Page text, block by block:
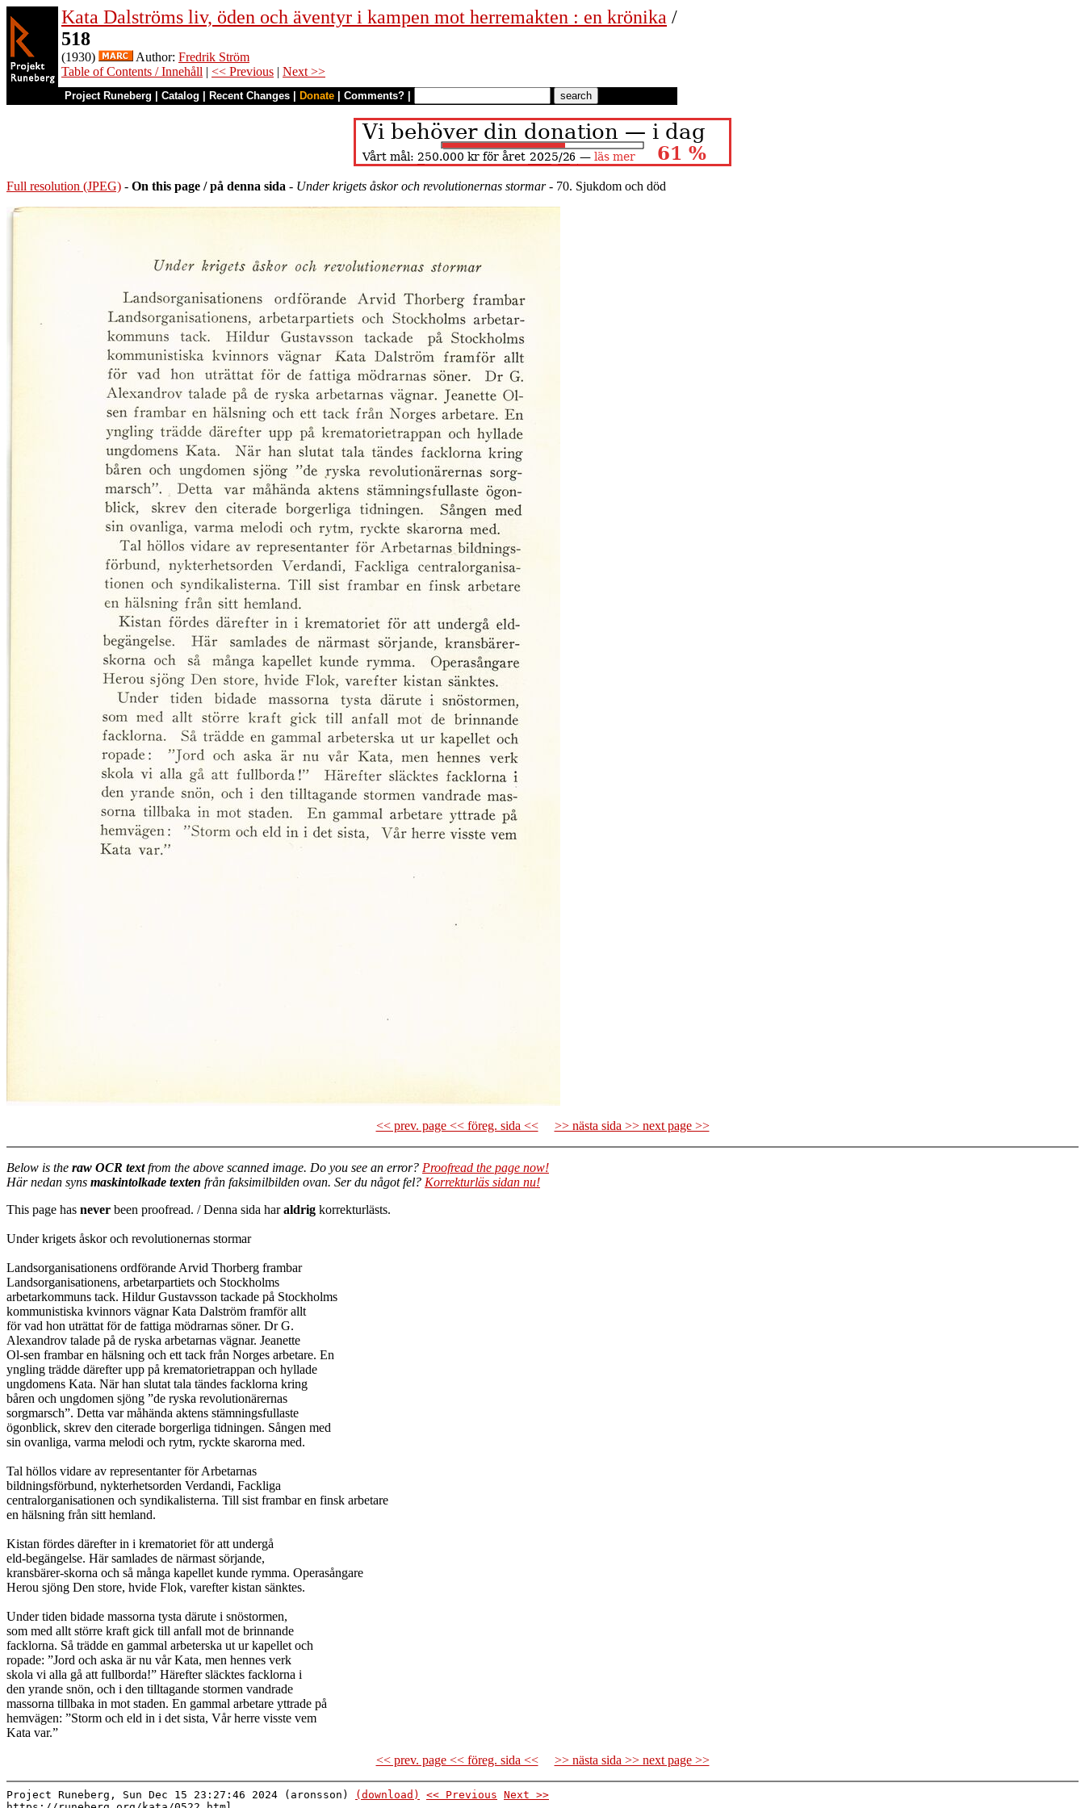
Kata Dalströms liv, öden och äventyr i kampen mot herremakten : en krönika /
518
(1930) Author: Fredrik Ström
Table of Contents / Innehåll | << Previous | Next >>
Project Runeberg Catalog Recent Changes Donate Comments?
Full resolution (JPEG) - On this page / på denna sida - Under krigets åskor och revolutionernas stormar- 70. Sjukdom och död
<< prev. page << föreg. sida << >> nästa sida >> next page >>
Below is the raw OCR textfrom the above scanned image. Do you see an error? Proofread the page now!
Här nedan syns maskintolkade texten från faksimilbilden ovan. Ser du något fel? Korrekturläs sidan nu!
This page has never been proofread. / Denna sida haraldrig korrekturlästs.
Under krigets åskor och revolutionernas stormar
Landsorganisationens ordförande Arvid Thorberg frambar
Landsorganisationens, arbetarpartiets och Stockholms
arbetarkommuns tack. Hildur Gustavsson tackade på Stockholms
kommunistiska kvinnors vägnar Kata Dalström framför allt
för vad hon uträttat för de fattiga mödrarnas söner. Dr G.
Alexandrov talade på de ryska arbetarnas vägnar. Jeanette
Ol-sen frambar en hälsning och ett tack från Norges arbetare. En
yngling trädde därefter upp på krematorietrappan och hyllade
ungdomens Kata. När han slutat tala tändes facklorna kring
båren och ungdomen sjöng ”de ryska revolutionärernas
sorgmarsch”. Detta var måhända aktens stämningsfullaste
ögonblick, skrev den citerade borgerliga tidningen. Sången med
sin ovanliga, varma melodi och rytm, ryckte skarorna med.
Tal höllos vidare av representanter för Arbetarnas
bildningsförbund, nykterhetsorden Verdandi, Fackliga
centralorganisationen och syndikalisterna. Till sist frambar en finsk arbetare
en hälsning från sitt hemland.
Kistan fördes därefter in i krematoriet för att undergå
eld-begängelse. Här samlades de närmast sörjande,
kransbärer-skorna och så många kapellet kunde rymma. Operasångare
Herou sjöng Den store, hvide Flok, varefter kistan sänktes.
Under tiden bidade massorna tysta därute i snöstormen,
som med allt större kraft gick till anfall mot de brinnande
facklorna. Så trädde en gammal arbeterska ut ur kapellet och
ropade: ”Jord och aska är nu vår Kata, men hennes verk
skola vi alla gå att fullborda!” Härefter släcktes facklorna i
den yrande snön, och i den tilltagande stormen vandrade
massorna tillbaka in mot staden. En gammal arbetare yttrade på
hemvägen: ”Storm och eld in i det sista, Vår herre visste vem
Kata var.”
<< prev. page << föreg. sida <<
>> nästa sida >> next page >>
Project Runeberg, Sun Dec 15 23:27:46 2024 (aronsson) (download) << Previous Next >>